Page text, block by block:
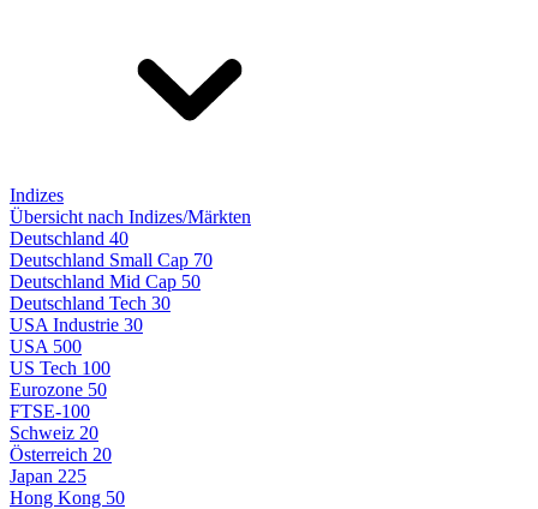
Indizes
Übersicht nach Indizes/Märkten
Deutschland 40
Deutschland Small Cap 70
Deutschland Mid Cap 50
Deutschland Tech 30
USA Industrie 30
USA 500
US Tech 100
Eurozone 50
FTSE-100
Schweiz 20
Österreich 20
Japan 225
Hong Kong 50